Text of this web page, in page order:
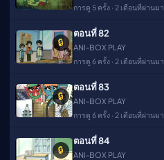
การดู 5 ครั้ง · 2 เดือนที่ผ่านมา
🔒
ตอนที่ 82
ANI-BOX PLAY
การดู 6 ครั้ง · 2 เดือนที่ผ่านมา
🔒
ตอนที่ 83
ANI-BOX PLAY
การดู 6 ครั้ง · 2 เดือนที่ผ่านมา
🔒
ตอนที่ 84
ANI-BOX PLAY